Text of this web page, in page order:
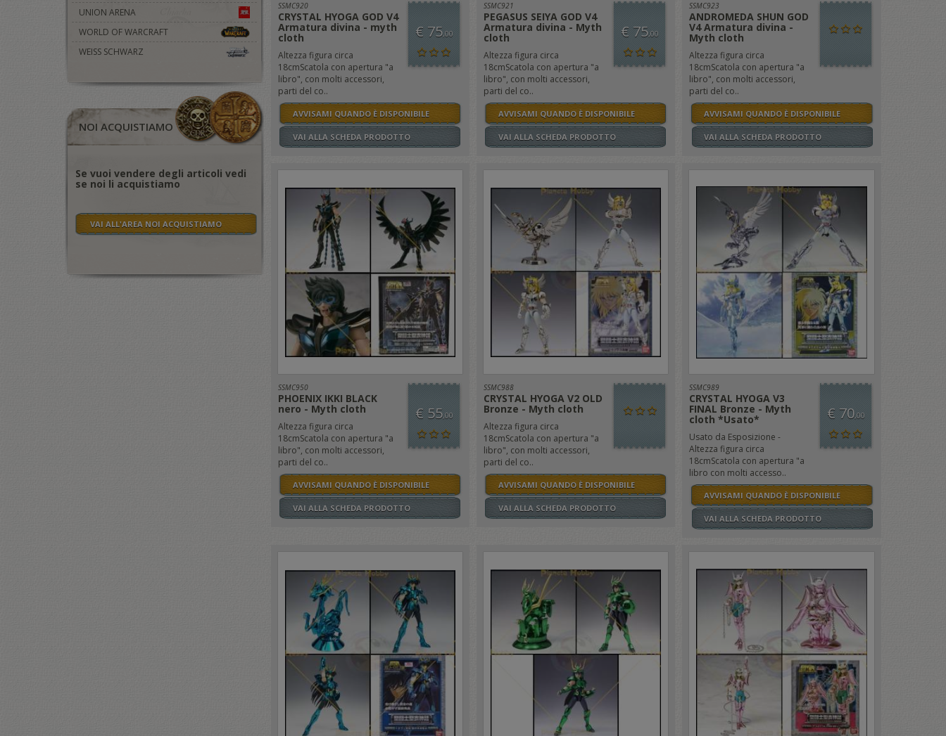
UNION ARENA
WORLD OF WARCRAFT
WEISS SCHWARZ
NOI ACQUISTIAMO
Se vuoi vendere degli articoli vedi
se noi li acquistiamo
VAI ALL'AREA NOI ACQUISTIAMO
SSMC920
CRYSTAL HYOGA GOD V4
Armatura divina - myth
cloth
Altezza figura circa
18cmScatola con apertura "a
libro", con molti accessori,
parti del co..
€ 75,00
AVVISAMI QUANDO È DISPONIBILE
VAI ALLA SCHEDA PRODOTTO
SSMC921
PEGASUS SEIYA GOD V4
Armatura divina - Myth
cloth
Altezza figura circa
18cmScatola con apertura "a
libro", con molti accessori,
parti del co..
€ 75,00
AVVISAMI QUANDO È DISPONIBILE
VAI ALLA SCHEDA PRODOTTO
SSMC923
ANDROMEDA SHUN GOD
V4 Armatura divina -
Myth cloth
Altezza figura circa
18cmScatola con apertura "a
libro", con molti accessori,
parti del co..
AVVISAMI QUANDO È DISPONIBILE
VAI ALLA SCHEDA PRODOTTO
SSMC950
PHOENIX IKKI BLACK
nero - Myth cloth
Altezza figura circa
18cmScatola con apertura "a
libro", con molti accessori,
parti del co..
€ 55,00
AVVISAMI QUANDO È DISPONIBILE
VAI ALLA SCHEDA PRODOTTO
SSMC988
CRYSTAL HYOGA V2 OLD
Bronze - Myth cloth
Altezza figura circa
18cmScatola con apertura "a
libro", con molti accessori,
parti del co..
AVVISAMI QUANDO È DISPONIBILE
VAI ALLA SCHEDA PRODOTTO
SSMC989
CRYSTAL HYOGA V3
FINAL Bronze - Myth
cloth *Usato*
Usato da Esposizione -
Altezza figura circa
18cmScatola con apertura "a
libro con molti accesso..
€ 70,00
AVVISAMI QUANDO È DISPONIBILE
VAI ALLA SCHEDA PRODOTTO